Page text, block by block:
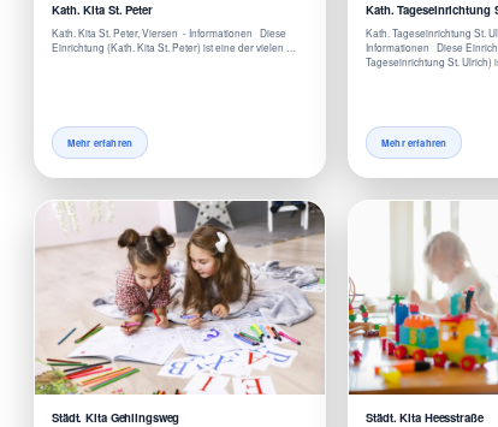
Kath. Kita St. Peter
Kath. Kita St. Peter, Viersen - Informationen Diese
Einrichtung (Kath. Kita St. Peter) ist eine der vielen …
Mehr erfahren
Kath. Tageseinrichtung
Kath. Tageseinrichtung St.
Informationen Diese
Tageseinrichtung St. Ulrich)
Mehr erfahren
Städt. Kita Gehlingsweg Städt. Kita Heesstraße